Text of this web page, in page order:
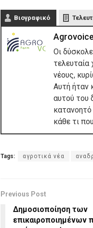
Βιογραφικό
Οι
τελευταία
νέους,
Αυτή ήταν
αυτού του
κάθε τι
Tags: αγροτικά νέα
Previous Post
Δημοσιοποίηση των
επικαιροποιημένων